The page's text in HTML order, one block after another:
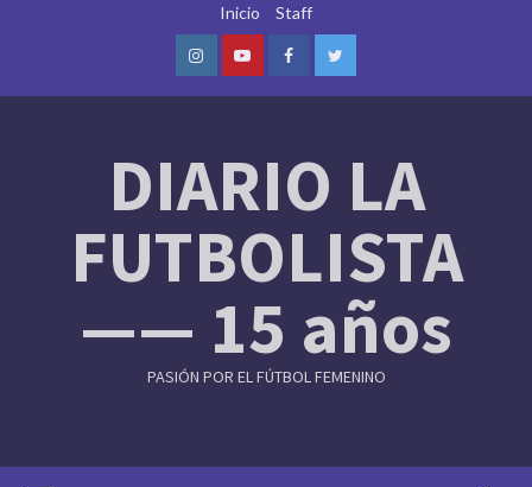
Inicio Staff
InstagramYoutubeFacebookTwitter
DIARIO LA
FUTBOLISTA
—— 15 años
PASIÓN POR EL FÚTBOL FEMENINO